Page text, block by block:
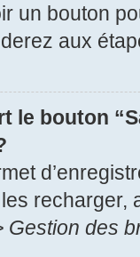
un bouton
aux
le bouton
recharger,
Gestion des